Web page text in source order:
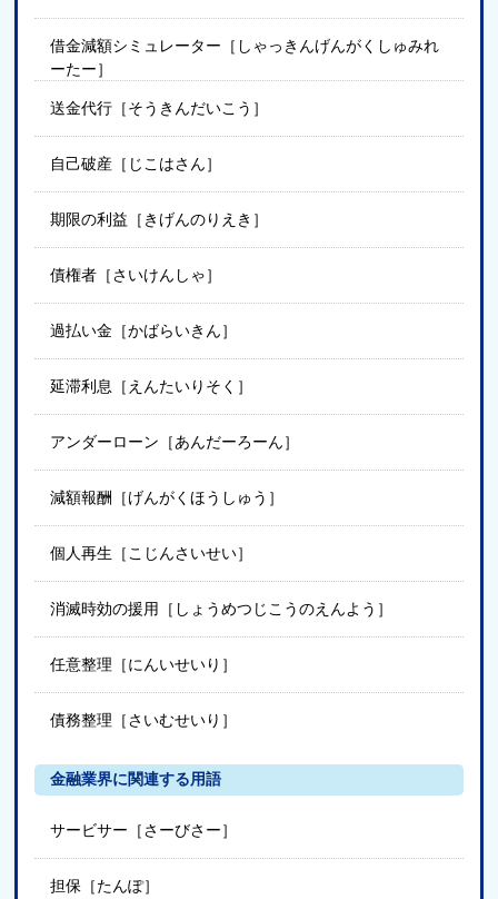
借金減額シミュレーター［しゃっきんげんがくしゅみれ
ーたー］
送金代行［そうきんだいこう］
自己破産［じこはさん］
期限の利益［きげんのりえき］
債権者［さいけんしゃ］
過払い金［かばらいきん］
延滞利息［えんたいりそく］
アンダーローン［あんだーろーん］
減額報酬［げんがくほうしゅう］
個人再生［こじんさいせい］
消滅時効の援用［しょうめつじこうのえんよう］
任意整理［にんいせいり］
債務整理［さいむせいり］
金融業界に関連する用語
サービサー［さーびさー］
担保［たんぽ］